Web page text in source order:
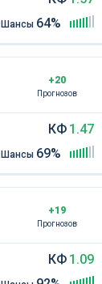
Шансы 64%
+20
Прогнозов
КФ 1.47
Шансы 69%
+19
Прогнозов
КФ 1.09